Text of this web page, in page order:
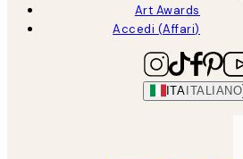
Art Awards
Accedi (Affari)
ITA ITALIANO